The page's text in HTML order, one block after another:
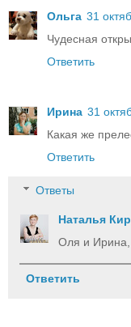
Ольга 31
Чудесная
Ответить
Ирина 31
Какая же
Ответить
Ответы
Наталья
Оля и Ирина,
Ответить